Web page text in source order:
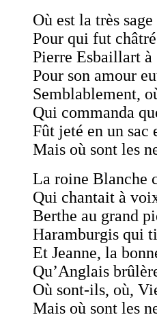
Où est la très
Pour qui fut
Pierre Esbaillart à
Pour son amour
Semblablement,
Qui commanda
Fût jeté en un sac
Mais où sont les
La roine Blanche
Qui chantait à
Berthe au grand
Haramburgis qui
Et Jeanne, la
Qu’Anglais
Où sont-ils, où,
Mais où sont les